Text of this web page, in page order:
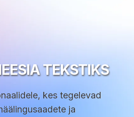
TEKSTIKS
kes tegelevad
ja